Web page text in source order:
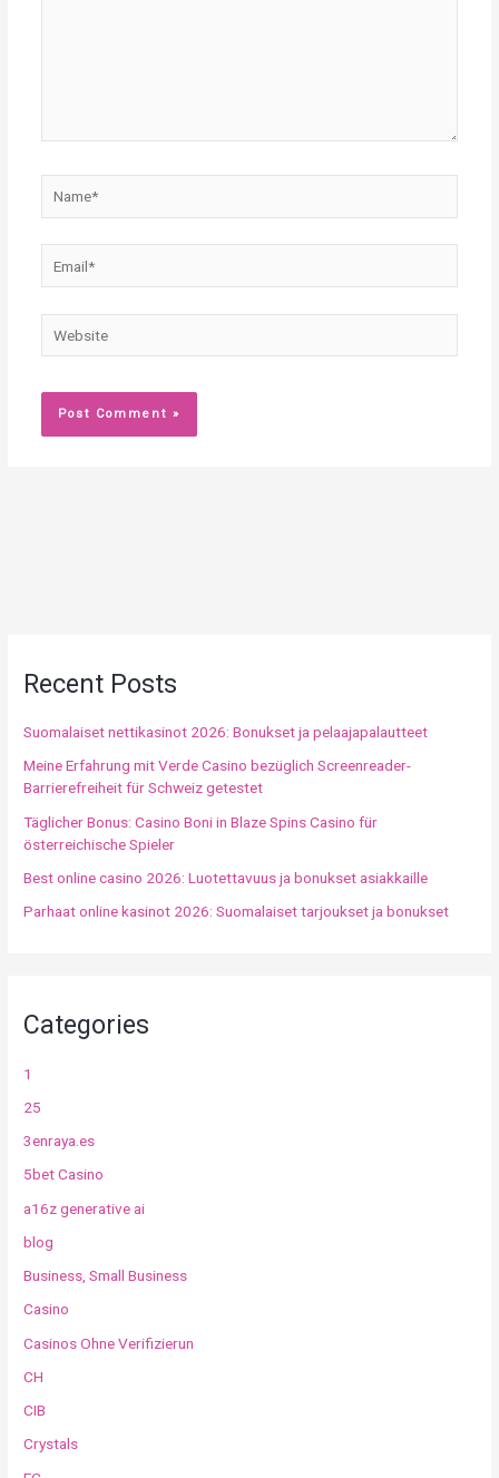
Name*
Website
Recent Posts
Suomalaiset nettikasinot 2026: Bonukset ja pelaajapalautteet
Meine Erfahrung mit Verde Casino bezüglich Screenreader-
Barrierefreiheit für Schweiz getestet
Täglicher Bonus: Casino Boni in Blaze Spins Casino für
österreichische Spieler
Best online casino 2026: Luotettavuus ja bonukset asiakkaille
Parhaat online kasinot 2026: Suomalaiset tarjoukset ja bonukset
Categories
1
25
3enraya.es
5bet Casino
a16z generative ai
blog
Business, Small Business
Casino
Casinos Ohne Verifizierun
CH
CIB
Crystals